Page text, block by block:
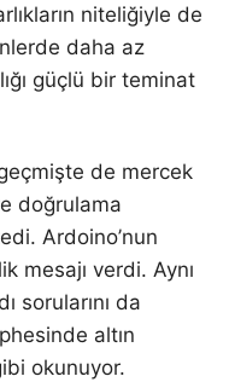
niteliğiyle de
daha az
güçlü bir teminat
de mercek
doğrulama
Ardoino’nun
mesajı verdi. Aynı
sorularını da
altın
okunuyor.